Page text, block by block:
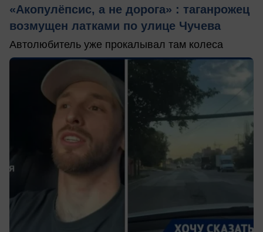
«Акопулёпсис, а не дорога» : таганрожец
возмущен латками по улице Чучева
Автолюбитель уже прокалывал там колеса